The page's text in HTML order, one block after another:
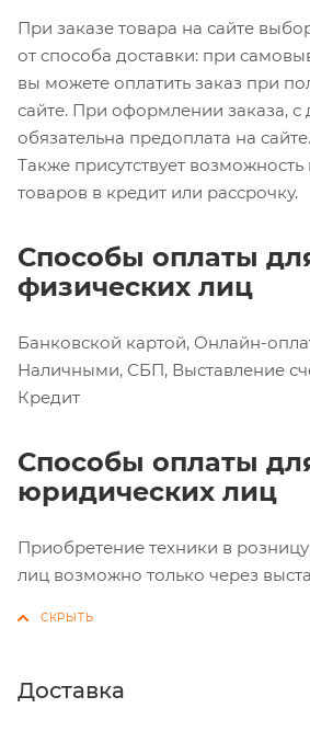
При заказе товара на сайте
от способа доставки: при
вы можете оплатить заказ при
сайте. При оформлении заказа, с
обязательна предоплата на сайте.
Также присутствует
товаров в кредит или рассрочку.
Способы оплаты
физических лиц
Банковской картой, Онлайн-
Наличными, СБП, Выставление
Кредит
Способы оплаты
юридических лиц
Приобретение техники в
лиц возможно только через
Доставка